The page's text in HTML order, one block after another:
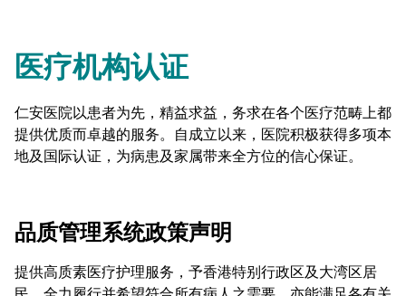
医疗机构认证
仁安医院以患者为先，精益求益，务求在各个医疗范畴上都
提供优质而卓越的服务。自成立以来，医院积极获得多项本
地及国际认证，为病患及家属带来全方位的信心保证。
品质管理系统政策声明
提供高质素医疗护理服务，予香港特别行政区及大湾区居